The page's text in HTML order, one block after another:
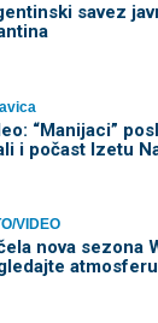
savez
“Manijaci”
i počast Izetu
VIDEO
nova sezona